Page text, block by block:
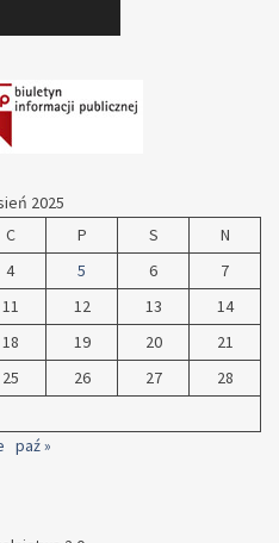
2025
C P S
N
4 5 6
7
11 12 13
14
18 19 20
21
25 26 27
28
paź »